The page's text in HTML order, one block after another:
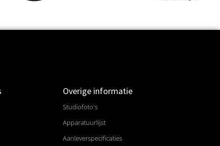
Overige informatie
Studiofoto's
Apparatuurlijst
Aanleverspecificaties